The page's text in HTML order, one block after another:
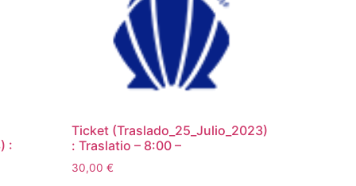
:
Ticket (Traslado_25_Julio_2023)
: Traslatio – 8:00 –
30,00€